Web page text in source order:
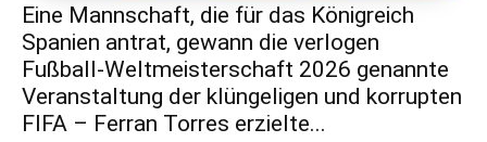
Eine Mannschaft, die für das Königreich
Spanien antrat, gewann die verlogen
Fußball-Weltmeisterschaft 2026 genannte
Veranstaltung der klüngeligen und korrupten
FIFA – Ferran Torres erzielte...